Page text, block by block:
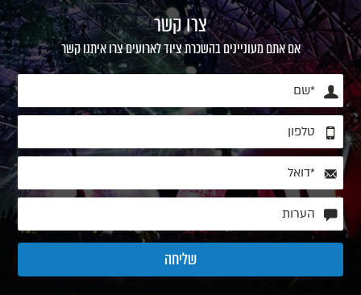
צרו קשר
אם אתם מעוניינים בהשכרת ציוד לארועים צרו איתנו קשר